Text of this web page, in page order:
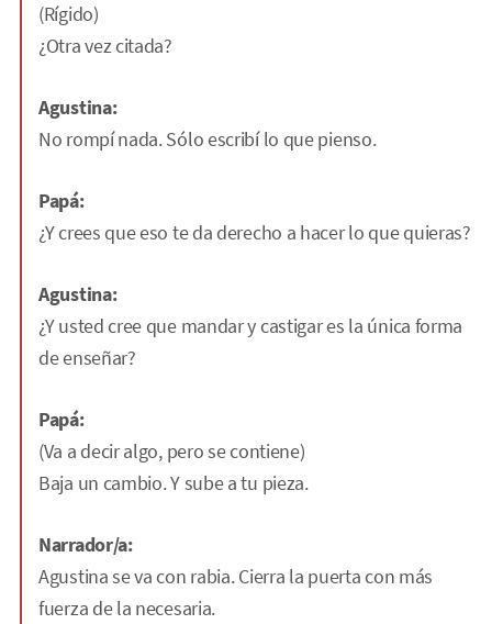
(Rígido)
¿Otra vez citada?
Agustina:
No rompí nada. Sólo escribí lo que pienso.
Papá:
¿Y crees que eso te da derecho a hacer lo que quieras?
Agustina:
¿Y usted cree que mandar y castigar es la única forma
de enseñar?
Papá:
(Va a decir algo, pero se contiene)
Baja un cambio. Y sube a tu pieza.
Narrador/a:
Agustina se va con rabia. Cierra la puerta con más
fuerza de la necesaria.